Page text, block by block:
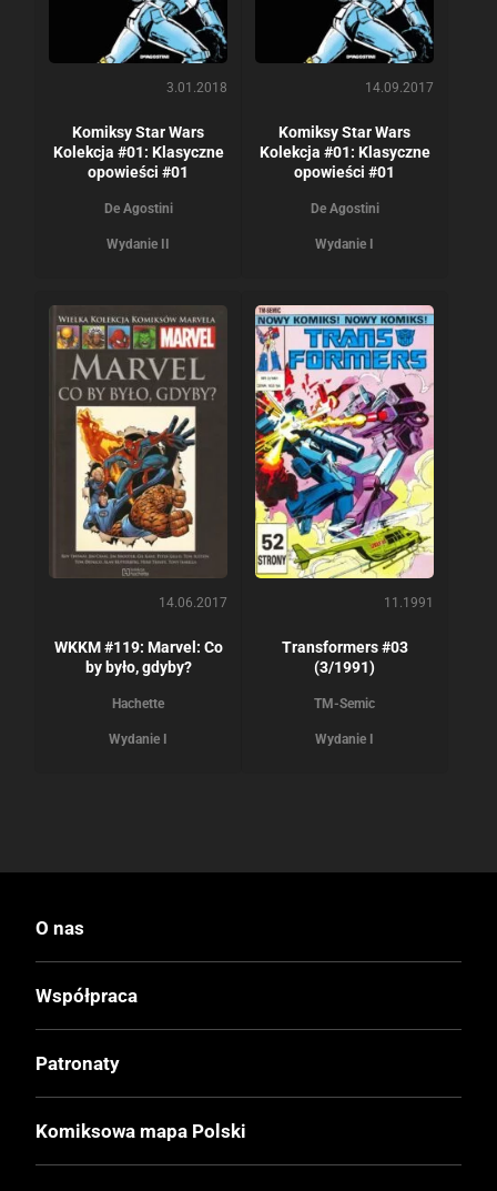
3.01.2018
Komiksy Star Wars
Kolekcja #01: Klasyczne
opowieści #01
De Agostini
Wydanie II
14.09.2017
Komiksy Star Wars
Kolekcja #01: Klasyczne
opowieści #01
De Agostini
Wydanie I
14.06.2017
WKKM #119: Marvel: Co
by było, gdyby?
Hachette
Wydanie I
11.1991
Transformers #03
(3/1991)
TM-Semic
Wydanie I
O nas
Współpraca
Patronaty
Komiksowa mapa Polski